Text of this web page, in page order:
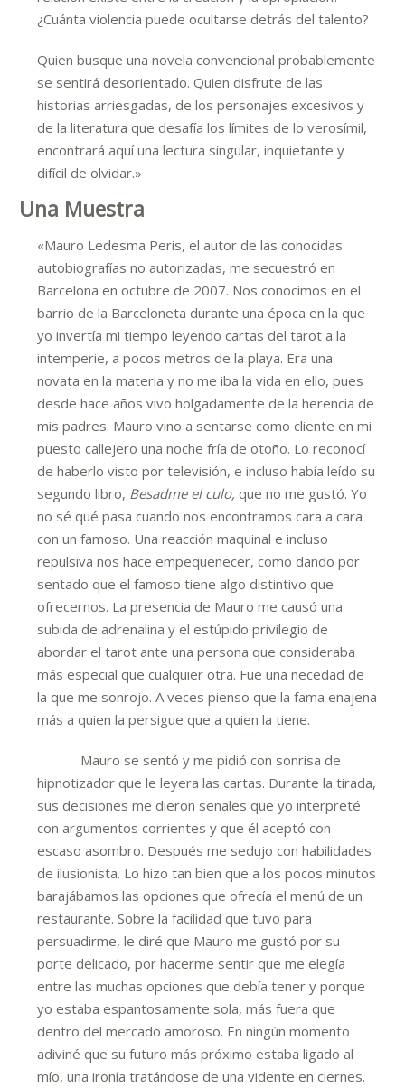
¿Cuánta violencia puede ocultarse detrás del talento?
Quien busque una novela convencional probablemente
se sentirá desorientado. Quien disfrute de las
historias arriesgadas, de los personajes excesivos y
de la literatura que desafía los límites de lo verosímil,
encontrará aquí una lectura singular, inquietante y
difícil de olvidar.»
Una Muestra
«Mauro Ledesma Peris, el autor de las conocidas
autobiografías no autorizadas, me secuestró en
Barcelona en octubre de 2007. Nos conocimos en el
barrio de la Barceloneta durante una época en la que
yo invertía mi tiempo leyendo cartas del tarot a la
intemperie, a pocos metros de la playa. Era una
novata en la materia y no me iba la vida en ello, pues
desde hace años vivo holgadamente de la herencia de
mis padres. Mauro vino a sentarse como cliente en mi
puesto callejero una noche fría de otoño. Lo reconocí
de haberlo visto por televisión, e incluso había leído su
segundo libro, Besadme el culo, que no me gustó. Yo
no sé qué pasa cuando nos encontramos cara a cara
con un famoso. Una reacción maquinal e incluso
repulsiva nos hace empequeñecer, como dando por
sentado que el famoso tiene algo distintivo que
ofrecernos. La presencia de Mauro me causó una
subida de adrenalina y el estúpido privilegio de
abordar el tarot ante una persona que consideraba
más especial que cualquier otra. Fue una necedad de
la que me sonrojo. A veces pienso que la fama enajena
más a quien la persigue que a quien la tiene.
Mauro se sentó y me pidió con sonrisa de
hipnotizador que le leyera las cartas. Durante la tirada,
sus decisiones me dieron señales que yo interpreté
con argumentos corrientes y que él aceptó con
escaso asombro. Después me sedujo con habilidades
de ilusionista. Lo hizo tan bien que a los pocos minutos
barajábamos las opciones que ofrecía el menú de un
restaurante. Sobre la facilidad que tuvo para
persuadirme, le diré que Mauro me gustó por su
porte delicado, por hacerme sentir que me elegía
entre las muchas opciones que debía tener y porque
yo estaba espantosamente sola, más fuera que
dentro del mercado amoroso. En ningún momento
adiviné que su futuro más próximo estaba ligado al
mío, una ironía tratándose de una vidente en ciernes.